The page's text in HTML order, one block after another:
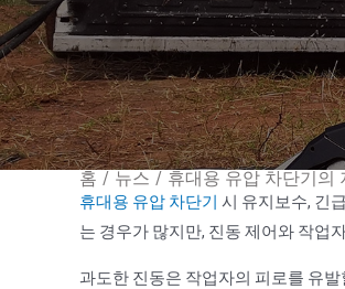
홈 / 뉴스 / 휴대용 유압 차단기의
휴대용 유압 차단기 시 유지보수, 긴
는 경우가 많지만, 진동 제어와 작업
과도한 진동은 작업자의 피로를 유